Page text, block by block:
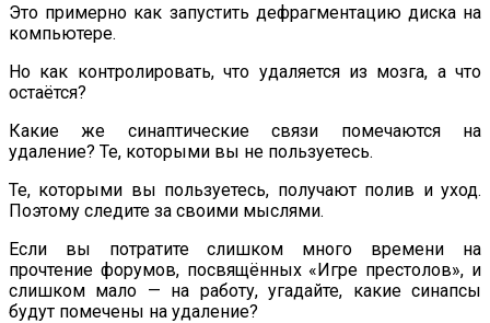
Это примерно как запустить дефрагментацию диска на
компьютере.
Но как контролировать, что удаляется из мозга, а что
остаётся?
Какие же синаптические связи помечаются на
удаление? Те, которыми вы не пользуетесь.
Те, которыми вы пользуетесь, получают полив и уход.
Поэтому следите за своими мыслями.
Если вы потратите слишком много времени на
прочтение форумов, посвящённых «Игре престолов», и
слишком мало — на работу, угадайте, какие синапсы
будут помечены на удаление?